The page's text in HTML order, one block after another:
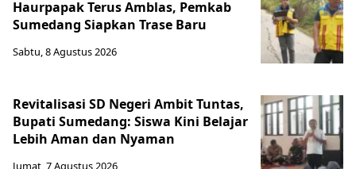
Haurpapak Terus Amblas, Pemkab
Sumedang Siapkan Trase Baru
Sabtu, 8 Agustus 2026
Revitalisasi SD Negeri Ambit Tuntas,
Bupati Sumedang: Siswa Kini Belajar
Lebih Aman dan Nyaman
Jumat, 7 Agustus 2026